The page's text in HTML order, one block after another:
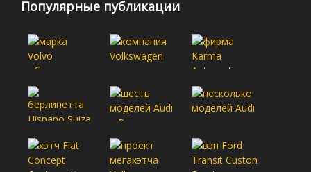
Популярные публикации